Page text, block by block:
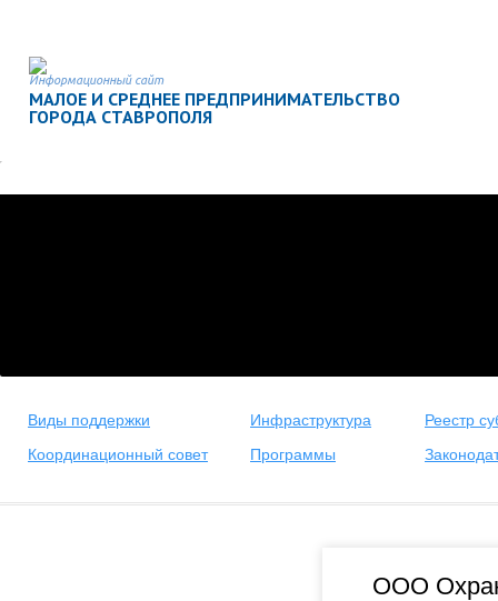
Информационный сайт
МАЛОЕ И СРЕДНЕЕ ПРЕДПРИНИМАТЕЛЬСТВО
ГОРОДА СТАВРОПОЛЯ
Виды поддержки Инфраструктура
Реестр
Координационный совет
Программы
ООО